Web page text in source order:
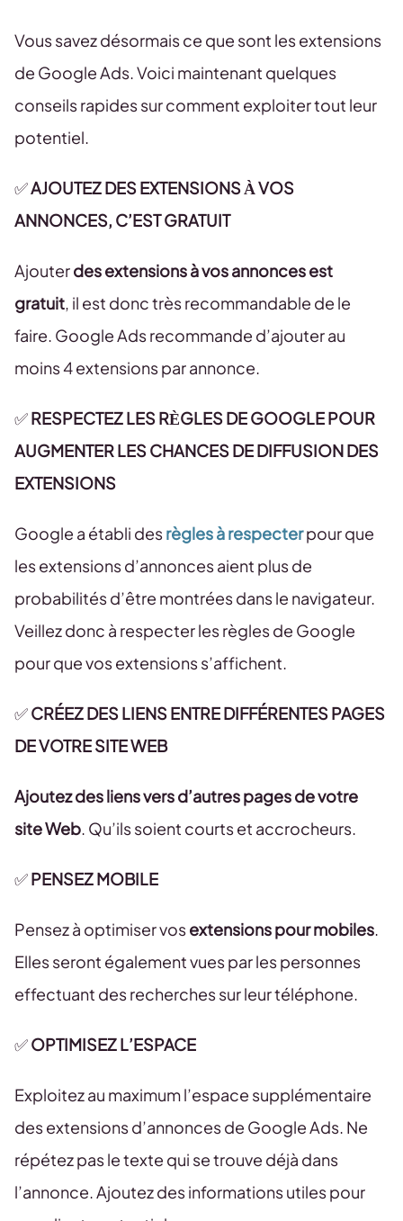
Vous savez désormais ce que sont les extensions
de Google Ads. Voici maintenant quelques
conseils rapides sur comment exploiter tout leur
potentiel.
✅AJOUTEZ DES EXTENSIONS À VOS
ANNONCES, C’EST GRATUIT
Ajouterdes extensions à vos annonces est
gratuit, il est donc très recommandable de le
faire. Google Ads recommande d’ajouter au
moins 4 extensions par annonce.
✅RESPECTEZ LES RÈGLES DE GOOGLE POUR
AUGMENTER LES CHANCES DE DIFFUSION DES
EXTENSIONS
Google a établi desrègles à respecterpour que
les extensions d’annonces aient plus de
probabilités d’être montrées dans le navigateur.
Veillez donc à respecter les règles de Google
pour que vos extensions s’affichent.
✅CRÉEZ DES LIENS ENTRE DIFFÉRENTES PAGES
DE VOTRE SITE WEB
Ajoutez des liens vers d’autres pages de votre
site Web. Qu’ils soient courts et accrocheurs.
✅PENSEZ MOBILE
Pensez à optimiser vosextensions pour mobiles.
Elles seront également vues par les personnes
effectuant des recherches sur leur téléphone.
✅OPTIMISEZ L’ESPACE
Exploitez au maximum l’espace supplémentaire
des extensions d’annonces de Google Ads. Ne
répétez pas le texte qui se trouve déjà dans
l’annonce. Ajoutez des informations utiles pour